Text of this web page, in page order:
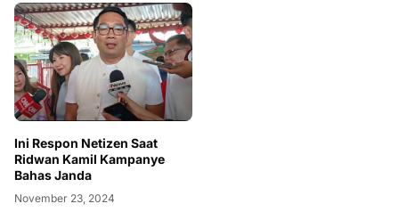
Ini Respon Netizen Saat
Ridwan Kamil Kampanye
Bahas Janda
November 23, 2024